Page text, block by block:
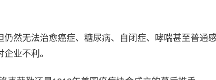
仍然无法治愈癌症、糖尿病、自闭症、哮喘甚至普通
业不利。